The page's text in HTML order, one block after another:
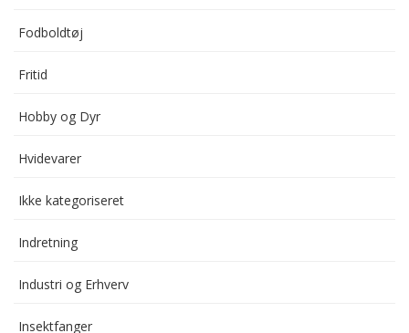
Fodboldtøj
Fritid
Hobby og Dyr
Hvidevarer
Ikke kategoriseret
Indretning
Industri og Erhverv
Insektfanger